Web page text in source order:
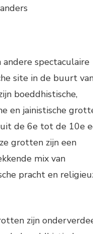
andere spectaculaire
site in de buurt
boeddhistische,
en jainistische
de 6e tot de 10e
grotten zijn een
mix van
pracht en
zijn